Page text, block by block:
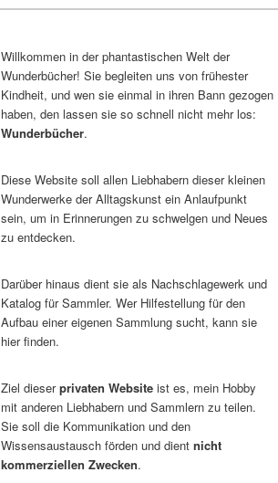
Willkommen in der phantastischen Welt der
Wunderbücher! Sie begleiten uns von frühester
Kindheit, und wen sie einmal in ihren Bann gezogen
haben, den lassen sie so schnell nicht mehr los:
Wunderbücher.
Diese Website soll allen Liebhabern dieser kleinen
Wunderwerke der Alltagskunst ein Anlaufpunkt
sein, um in Erinnerungen zu schwelgen und Neues
zu entdecken.
Darüber hinaus dient sie als Nachschlagewerk und
Katalog für Sammler. Wer Hilfestellung für den
Aufbau einer eigenen Sammlung sucht, kann sie
hier finden.
Ziel dieserprivaten Website ist es, mein Hobby
mit anderen Liebhabern und Sammlern zu teilen.
Sie soll die Kommunikation und den
Wissensaustausch förden und dient nicht
kommerziellen Zwecken.